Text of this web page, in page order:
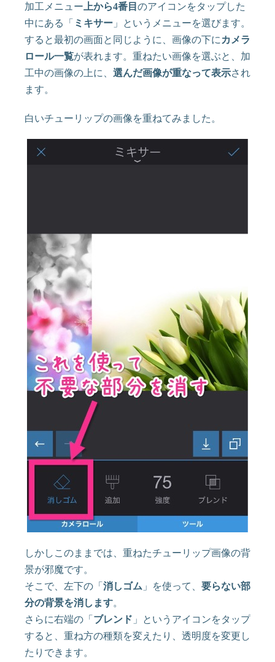
加工メニュー 上から4番目 のアイコンをタップした
中にある「 ミキサー 」というメニューを選びます。
すると最初の画面と同じように、画像の下に カメラ
ロール一覧が表れます。重ねたい画像を選ぶと、加
工中の画像の上に、 選んだ画像が重なって表示され
ます。
白いチューリップの画像を重ねてみました。
しかしこのままでは、重ねたチューリップ画像の背
景が邪魔です。
そこで、左下の「 消しゴム 」を使って、 要らない部
分の背景を消します。
さらに右端の「 ブレンド 」というアイコンをタップ
すると、重ね方の種類を変えたり、透明度を変更し
たりできます。